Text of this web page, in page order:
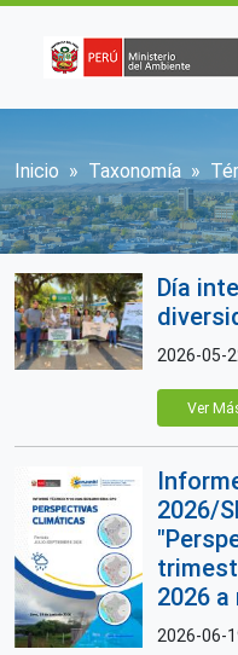
Sobrescribir
Inicio Taxonomía
Día
2026-05-
Ver
2026/
2026
2026-06-